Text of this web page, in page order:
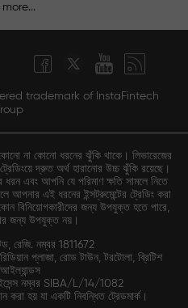
more...
trademark of InstaFintech
না কোনো ধরনের ঝুঁকি থাকে। লিভারেজের
ট্রেডিংয়ে দ্রুত অর্থ হারানোর উচ্চ ঝুঁকি রয়েছে।
এবং আপনি যে পরিমাণ ক্ষতি সামলে নিতে
আপনার এই ধরনের ইন্সট্রুমেন্টের ট্রেডিং করা
বিনিয়োগকারীদের জন্য উপযুক্ত হতে পারে,
জন্য উপযুক্ত নয়।
রেজি. নম্বর 1811672
প্লাজা, রোড টাউন, টরটোলা, ব্রিটিশ
আইল্যান্ডস
নম্বর SIBA/L/14/1082
করা হয় যা একটি নিবন্ধিত ট্রেডমার্ক।